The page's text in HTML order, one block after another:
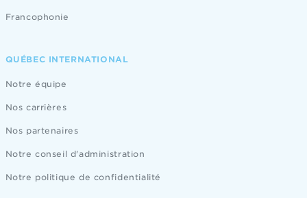
Francophonie
QUÉBEC INTERNATIONAL
Notre équipe
Nos carrières
Nos partenaires
Notre conseil d'administration
Notre politique de confidentialité